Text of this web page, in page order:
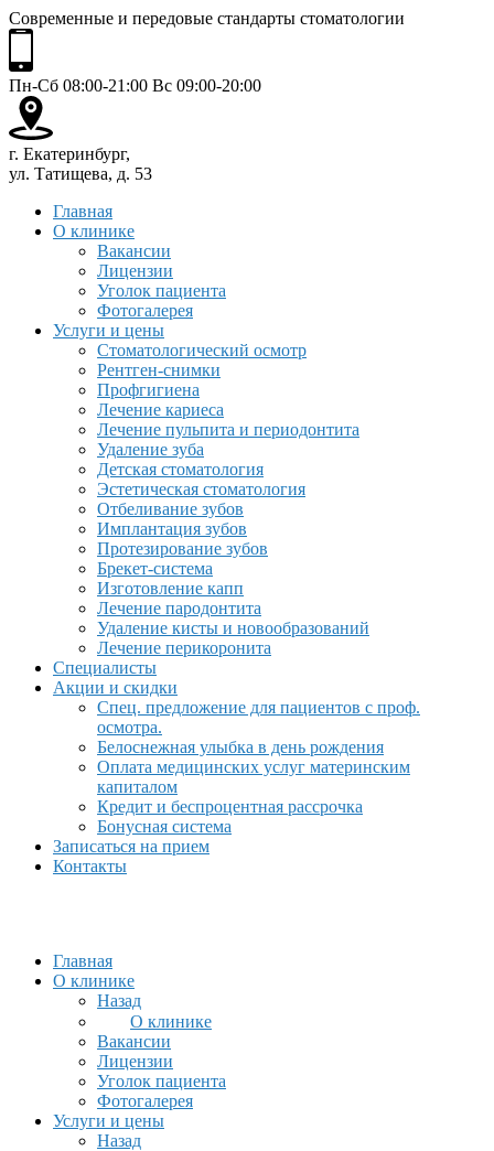
Современные и передовые стандарты стоматологии
Пн-Сб 08:00-21:00 Вс 09:00-20:00
г. Екатеринбург,
ул. Татищева, д. 53
Главная
О клинике
Вакансии
Лицензии
Уголок пациента
Фотогалерея
Услуги и цены
Стоматологический осмотр
Рентген-снимки
Профгигиена
Лечение кариеса
Лечение пульпита и периодонтита
Удаление зуба
Детская стоматология
Эстетическая стоматология
Отбеливание зубов
Имплантация зубов
Протезирование зубов
Брекет-система
Изготовление капп
Лечение пародонтита
Удаление кисты и новообразований
Лечение перикоронита
Специалисты
Акции и скидки
Спец. предложение для пациентов с проф.
осмотра.
Белоснежная улыбка в день рождения
Оплата медицинских услуг материнским
капиталом
Кредит и беспроцентная рассрочка
Бонусная система
Записаться на прием
Контакты
Главная
О клинике
Назад
О клинике
Вакансии
Лицензии
Уголок пациента
Фотогалерея
Услуги и цены
Назад